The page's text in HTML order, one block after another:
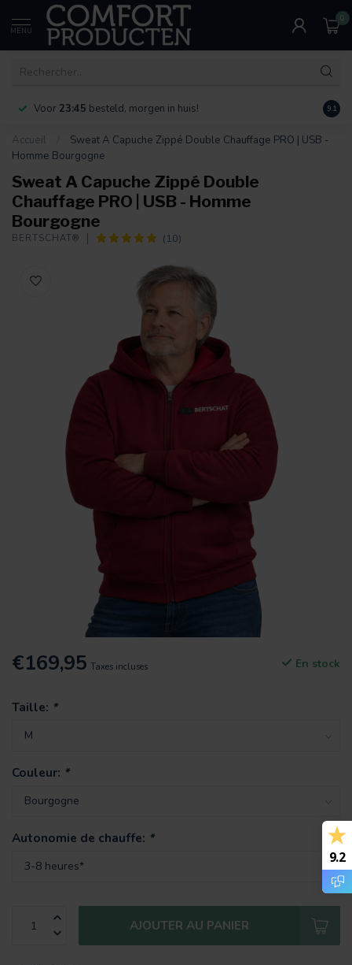
MENU
0
Voor 23:45 besteld, morgen in huis! 9.1
Accueil
Sweat A Capuche Zippé Double Chauffage PRO | USB -
Homme Bourgogne
Sweat A Capuche Zippé Double
Chauffage PRO | USB - Homme
Bourgogne
BERTSCHAT® (10)
€169,95 Taxes incluses En stock
Taille: *
Couleur: *
Autonomie de chauffe: *
AJOUTER AU PANIER
9.2